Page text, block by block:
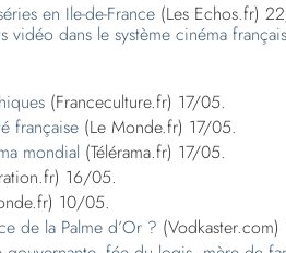
en Ile-de-France(Les Echos.fr)
dans le système cinéma
(Franceculture.fr) 17/05.
française(Le Monde.fr) 17/05.
mondial (Télérama.fr) 17/05.
16/05.
10/05.
de la Palme d’Or ?